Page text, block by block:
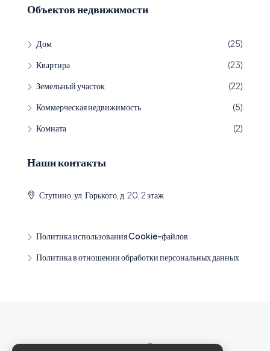
Объектов недвижимости
Дом
(25)
Квартира
(23)
Земельный участок
(22)
Коммерческая недвижимость
(5)
Комната
(2)
Наши контакты
Ступино, ул. Горького, д. 20, 2 этаж
Политика использования Cookie-файлов
Политика в отношении обработки персональных данных